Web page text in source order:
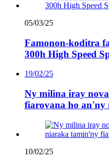
05/03/25
Famonon-koditra
300h High Speed
19/02/25
Ny milina iray
fiarovana ho an'ny
10/02/25